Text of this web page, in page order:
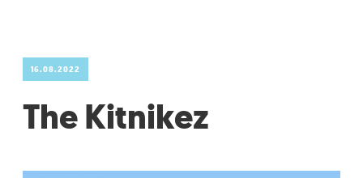
16.08.2022
The Kitnikez